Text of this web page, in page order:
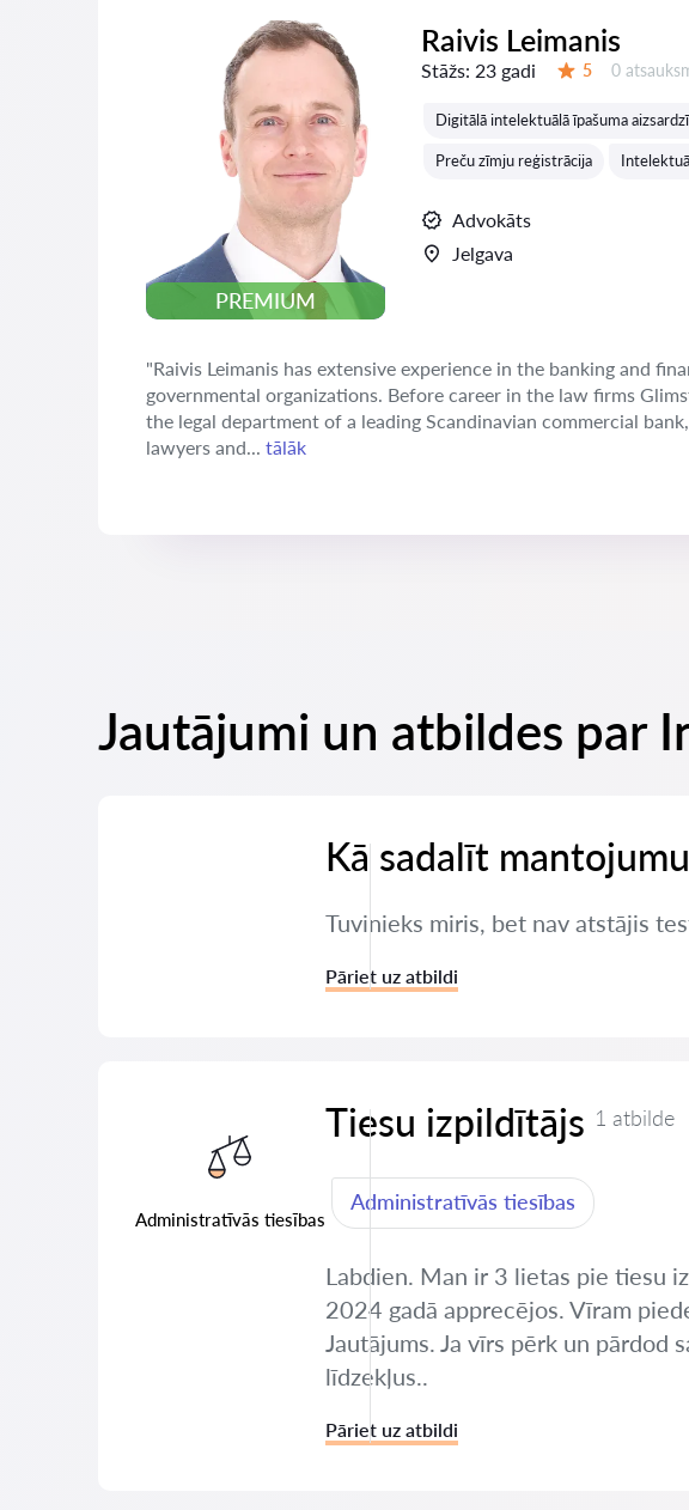
PREMIUM
Raivis Leimanis
Stāžs: 23 gadi 5 0
Digitālā intelektuālā īpašuma
Preču zīmju reģistrācija
Advokāts
Jelgava
"Raivis Leimanis has extensive experience in the banking and
governmental organizations. Before career in the law firms
the legal department of a leading Scandinavian commercial
lawyers and... tālāk
Jautājumi un atbildes par
Kā sadalīt
Tuvinieks miris, bet nav atstājis
Pāriet uz atbildi
Administratīvās tiesības
Tiesu izpildītājs 1 atbilde
Administratīvās tiesības
Labdien. Man ir 3 lietas pie tiesu
2024 gadā apprecējos. Vīram
Jautājums. Ja vīrs pērk un pārdod
līdzekļus..
Pāriet uz atbildi